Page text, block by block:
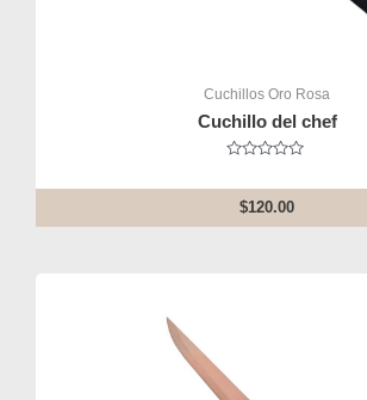
Cuchillos Oro Rosa
Cuchillo del chef
out
of
5
$120.00